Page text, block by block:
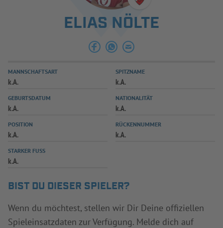
SPIELBETRIEB & VERBANDSLEBEN
AUSBILDUNG & FÖRDERUNG
SPIELPLUS
ELIAS NÖLTE
MANNSCHAFTSART
k.A.
SPITZNAME
k.A.
GEBURTSDATUM
k.A.
NATIONALITÄT
k.A.
POSITION
k.A.
RÜCKENNUMMER
k.A.
STARKER FUSS
k.A.
BIST DU DIESER SPIELER?
Wenn du möchtest, stellen wir Dir Deine offiziellen
Spieleinsatzdaten zur Verfügung. Melde dich auf